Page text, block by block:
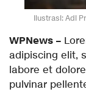
Ilustrasi: Adi
WPNews –
adipiscing elit,
labore et
pulvinar